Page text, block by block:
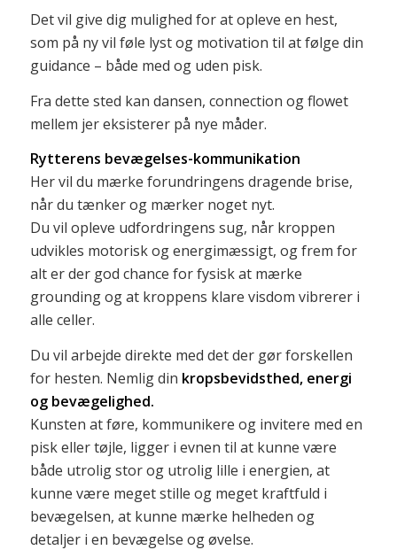
Det vil give dig mulighed for at opleve en hest,
som på ny vil føle lyst og motivation til at følge din
guidance – både med og uden pisk.
Fra dette sted kan dansen, connection og flowet
mellem jer eksisterer på nye måder.
Rytterens bevægelses-kommunikation
Her vil du mærke forundringens dragende brise,
når du tænker og mærker noget nyt.
Du vil opleve udfordringens sug, når kroppen
udvikles motorisk og energimæssigt, og frem for
alt er der god chance for fysisk at mærke
grounding og at kroppens klare visdom vibrerer i
alle celler.
Du vil arbejde direkte med det der gør forskellen
for hesten. Nemlig din kropsbevidsthed, energi
og bevægelighed.
Kunsten at føre, kommunikere og invitere med en
pisk eller tøjle, ligger i evnen til at kunne være
både utrolig stor og utrolig lille i energien, at
kunne være meget stille og meget kraftfuld i
bevægelsen, at kunne mærke helheden og
detaljer i en bevægelse og øvelse.